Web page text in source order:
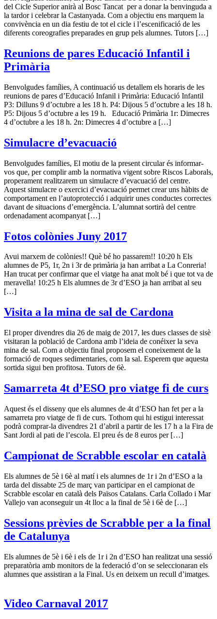
del Cicle Superior anirà al Bosc Tancat per a donar la benvinguda a
la tardor i celebrar la Castanyada. Com a objectiu ens marquem la
convivència en un dia festiu de tot el cicle i l’escenificació de les
diferents coreografies preparades en grup pels alumnes. Tutors […]
Reunions de pares Educació Infantil i
Primària
Benvolgudes famílies, A continuació us detallem els horaris de les
reunions de pares d’Educació Infanil i Primària: Educació Infantil
P3: Dilluns 9 d’octubre a les 18 h. P4: Dijous 5 d’octubre a les 18 h.
P5: Dijous 5 d’octubre a les 19 h. Educació Primària 1r: Dimecres
4 d’octubre a les 18 h. 2n: Dimecres 4 d’octubre a […]
Simulacre d’evacuació
Benvolgudes famílies, El motiu de la present circular és informar-
vos que, per complir amb la normativa vigent sobre Riscos Laborals,
properament realitzarem un simulacre d’evacuació del centre.
Aquest simulacre o exercici d’evacuació permet crear uns hàbits de
comportament en l’autoprotecció i adquirir unes conductes correctes
davant de situacions d’emergència. L’alumnat sortirà del centre
ordenadament acompanyat […]
Fotos colònies Juny 2017
Avui marxem de colònies!! Què bé ho passarem!! 10:20 h Els
alumnes de P5, 1r, 2n i 3r de primària ja han arribat a La Conreria!
Han trucat per confirmar que el viatge ha anat molt bé i que tot va de
meravella! 10:25 h Els alumnes de 3r d’ESO ja han arribat al seu
[…]
Visita a la mina de sal de Cardona
El proper divendres dia 26 de maig de 2017, les dues classes de sisè
visitaran la població de Cardona amb l’ideia de conéixer la seva
mina de sal. Com a objectiu final proposem el coneixement de la
formació de roques sedimentaries, com la sal. Esperem que aquesta
sortida sigui ben profitosa. Tutors de 6è.
Samarreta 4t d’ESO pro viatge fi de curs
Aquest és el disseny que els alumnes de 4t d’ESO han fet per a la
samarreta pro viatge de fi de curs. Tothom qui hi estigui interessat
podrà comprar-la divendres 21 d’abril a partir de les 17 h a la Fira de
Sant Jordi al pati de l’escola. El preu és de 8 euros per […]
Campionat de Scrabble escolar en català
Els alumnes de 5è i 6è al matí i els alumnes de 1r i 2n d’ESO a la
tarda del dissabte 25 de març van participar en el campionat de
Scrabble escolar en català dels Països Catalans. Carla Collado i Mar
Vallejo van aconseguir un 4t lloc a la final de 5è i 6è de […]
Sessions prèvies de Scrabble per a la final
de Catalunya
Els alumnes de 5è i 6è i els de 1r i 2n d’ESO han realitzat una sessió
preparatòria amb monitors de la federació d’on se seleccionaran els
alumnes que assistiran a la Final. Us en deixem un recull d’imatges.
Video Carnaval 2017